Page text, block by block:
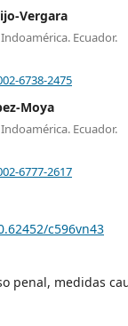
Vergara
Ecuador.
6738-2475
Moya
Ecuador.
6777-2617
c596vn43
penal, medidas